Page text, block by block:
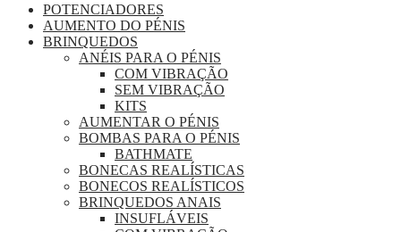
POTENCIADORES
AUMENTO DO PÉNIS
BRINQUEDOS
ANÉIS PARA O PÉNIS
COM VIBRAÇÃO
SEM VIBRAÇÃO
KITS
AUMENTAR O PÉNIS
BOMBAS PARA O PÉNIS
BATHMATE
BONECAS REALÍSTICAS
BONECOS REALÍSTICOS
BRINQUEDOS ANAIS
INSUFLÁVEIS